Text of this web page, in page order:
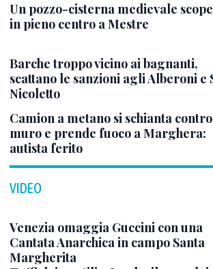
Un pozzo-cisterna medievale
in pieno centro a Mestre
Barche troppo vicino ai bagnanti,
scattano le sanzioni agli Alberoni e
Nicoletto
Camion a metano si schianta
muro e prende fuoco a Marghera:
autista ferito
VIDEO
Venezia omaggia Guccini con una
Cantata Anarchica in campo Santa
Margherita